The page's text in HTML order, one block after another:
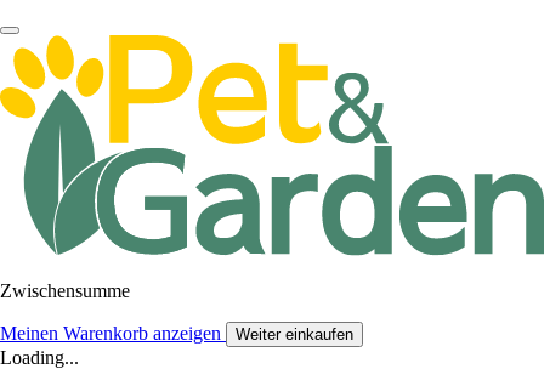
Zwischensumme
Meinen Warenkorb anzeigen Weiter einkaufen
Loading...